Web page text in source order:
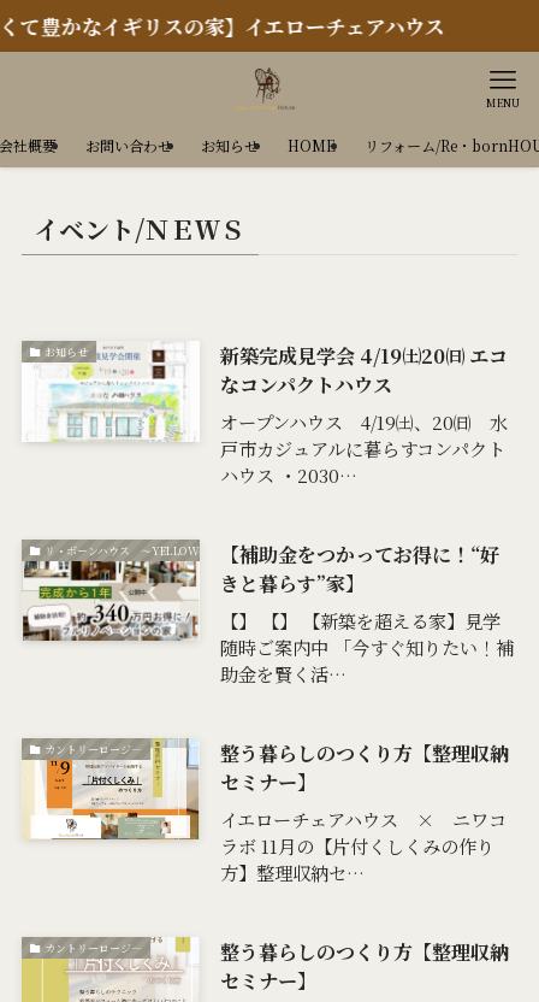
かなイギリスの家】イエローチェアハウス
MENU
会社概要 お問い合わせ お知らせ HOME リフォーム/Re・
イベント/ＮＥＷＳ
お知らせ
新築完成見学会 4/19㈯20㈰ エコ
なコンパクトハウス
オープンハウス 4/19㈯、20㈰ 水
戸市カジュアルに暮らすコンパクト
ハウス ・2030…
リ・ボ－ンハウス ～YELLOW-Re・born～【補助金をつかってお得に！“好
きと暮らす”家】
【】 【】 【新築を超える家】見学
随時ご案内中 「今すぐ知りたい！補
助金を賢く活…
カントリーロージ―
整う暮らしのつくり方【整理収納
セミナー】
イエローチェアハウス × ニワコ
ラボ 11月の【片付くしくみの作り
方】整理収納セ…
カントリーロージ―
整う暮らしのつくり方【整理収納
セミナー】